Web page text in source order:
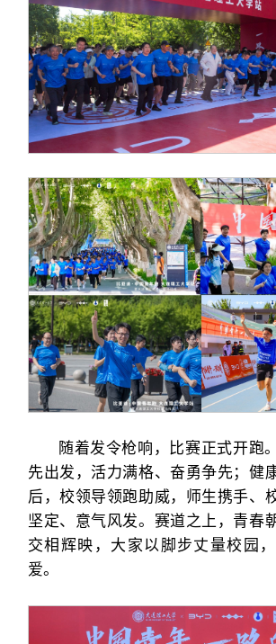
随着发令枪响，比赛正式开跑
先出发，活力满格、奋勇争先；健
后，校领导领跑助威，师生携手、
坚定、意气风发。赛道之上，青春
交相辉映，大家以脚步丈量校园
爱。